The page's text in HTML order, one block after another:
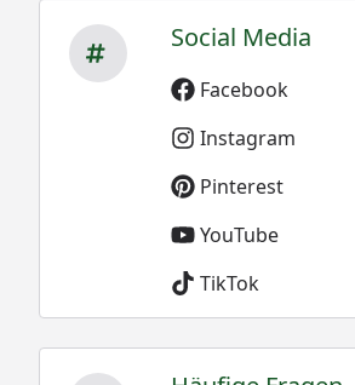
Social Media
Facebook
Instagram
Pinterest
YouTube
TikTok